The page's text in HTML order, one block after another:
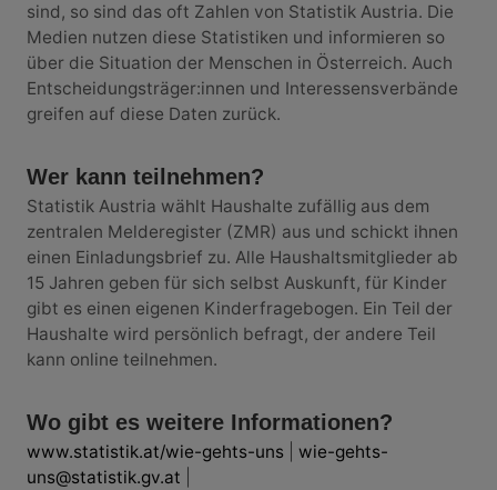
sind, so sind das oft Zahlen von Statistik Austria. Die
Medien nutzen diese Statistiken und informieren so
über die Situation der Menschen in Österreich. Auch
Entscheidungsträger:innen und Interessensverbände
greifen auf diese Daten zurück.
Wer kann teilnehmen?
Statistik Austria wählt Haushalte zufällig aus dem
zentralen Melderegister (ZMR) aus und schickt ihnen
einen Einladungsbrief zu. Alle Haushaltsmitglieder ab
15 Jahren geben für sich selbst Auskunft, für Kinder
gibt es einen eigenen Kinderfragebogen. Ein Teil der
Haushalte wird persönlich befragt, der andere Teil
kann online teilnehmen.
Wo gibt es weitere Informationen?
www.statistik.at/wie-gehts-uns |wie-gehts-
uns@statistik.gv.at